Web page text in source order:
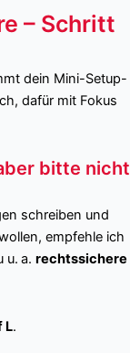
– Schritt
dein Mini-Setup-
dafür mit Fokus
bitte nicht
schreiben und
empfehle ich
u. a. rechtssichere
L.